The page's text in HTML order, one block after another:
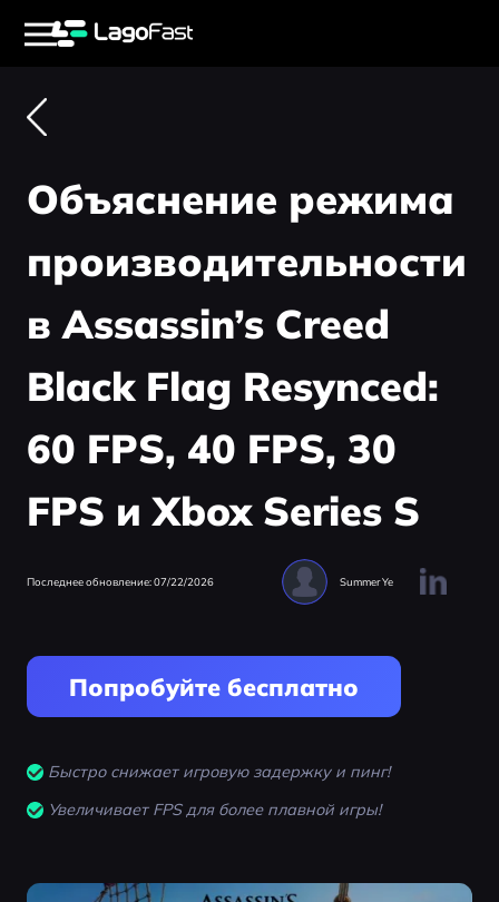
Объяснение режима
производительности
в Assassin’s Creed
Black Flag Resynced:
60 FPS, 40 FPS, 30
FPS и Xbox Series S
Последнее обновление: 07/22/2026 Summer Ye
Попробуйте бесплатно
Быстро снижает игровую задержку и пинг!
Увеличивает FPS для более плавной игры!